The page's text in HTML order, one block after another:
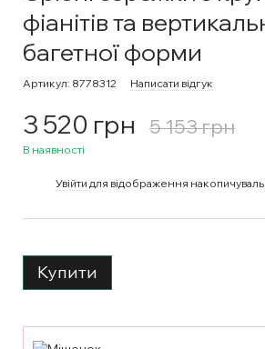
фіанітів та
багетної форми
Артикул: 8778312 Написати відгук
3 520 грн 5 153 грн
В наявності
Увійти для відображення
Купити